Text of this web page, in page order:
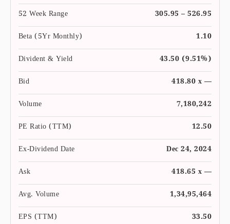
52 Week Range
305.95 – 526.95
Beta (5Yr Monthly)
1.10
Divident & Yield
43.50 (9.51%)
Bid
418.80 x —
Volume
7,180,242
PE Ratio (TTM)
12.50
Ex-Dividend Date
Dec 24, 2024
Ask
418.65 x —
Avg. Volume
1,34,95,464
EPS (TTM)
33.50